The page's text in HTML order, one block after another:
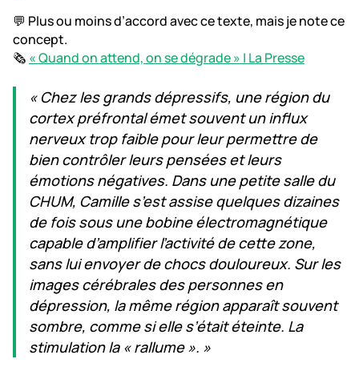
💬 Plus ou moins d’accord avec ce texte, mais je note ce
concept.
🗞️ « Quand on attend, on se dégrade » | La Presse
« Chez les grands dépressifs, une région du
cortex préfrontal émet souvent un influx
nerveux trop faible pour leur permettre de
bien contrôler leurs pensées et leurs
émotions négatives. Dans une petite salle du
CHUM, Camille s’est assise quelques dizaines
de fois sous une bobine électromagnétique
capable d’amplifier l’activité de cette zone,
sans lui envoyer de chocs douloureux. Sur les
images cérébrales des personnes en
dépression, la même région apparaît souvent
sombre, comme si elle s’était éteinte. La
stimulation la « rallume ». »